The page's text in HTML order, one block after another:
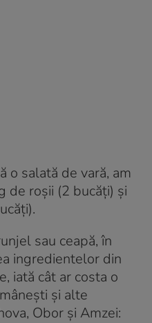
o salată de vară, am
de roșii (2 bucăți) și
sau ceapă, în
ingredientelor din
iată cât ar costa o
și alte
Obor și Amzei: